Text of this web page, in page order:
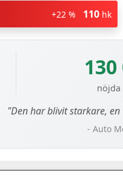
+22 % 110 hk
130
"Den har blivit starkare,
- Auto